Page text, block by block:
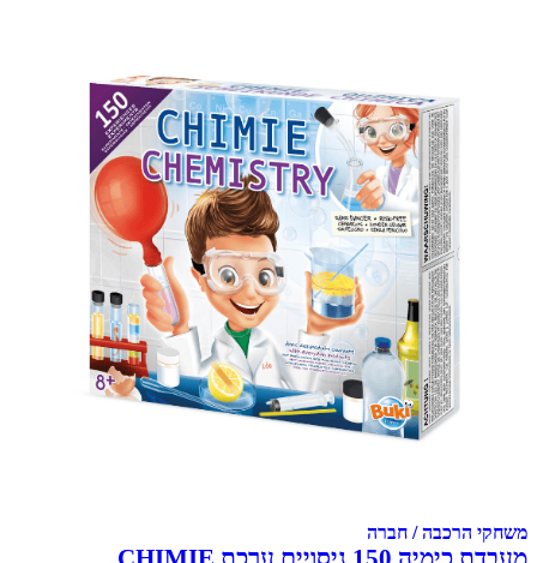
משחקי הרכבה / חברה